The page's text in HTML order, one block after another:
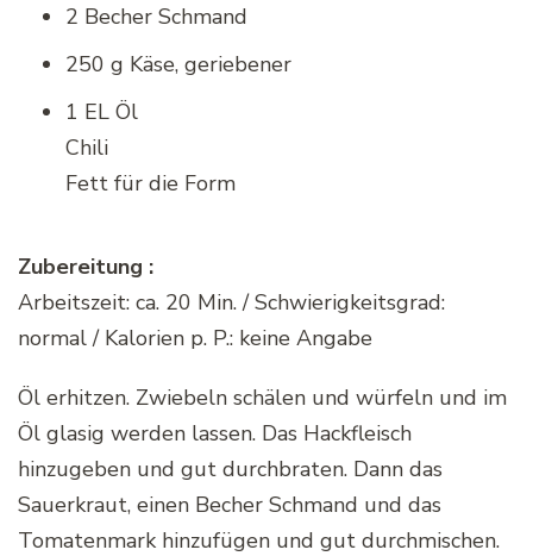
2 Becher Schmand
250 g Käse, geriebener
1 EL Öl
Chili
Fett für die Form
Zubereitung :
Arbeitszeit: ca. 20 Min. / Schwierigkeitsgrad:
normal / Kalorien p. P.: keine Angabe
Öl erhitzen. Zwiebeln schälen und würfeln und im
Öl glasig werden lassen. Das Hackfleisch
hinzugeben und gut durchbraten. Dann das
Sauerkraut, einen Becher Schmand und das
Tomatenmark hinzufügen und gut durchmischen.